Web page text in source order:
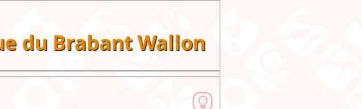
du Brabant Wallon